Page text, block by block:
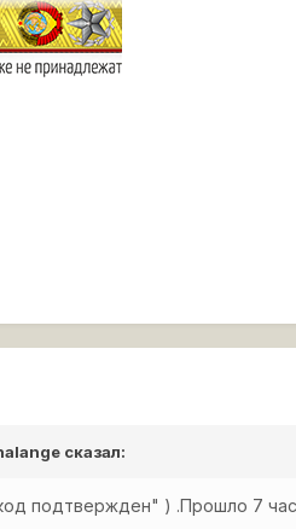
сказал:
подтвержден" ) .Прошло 7